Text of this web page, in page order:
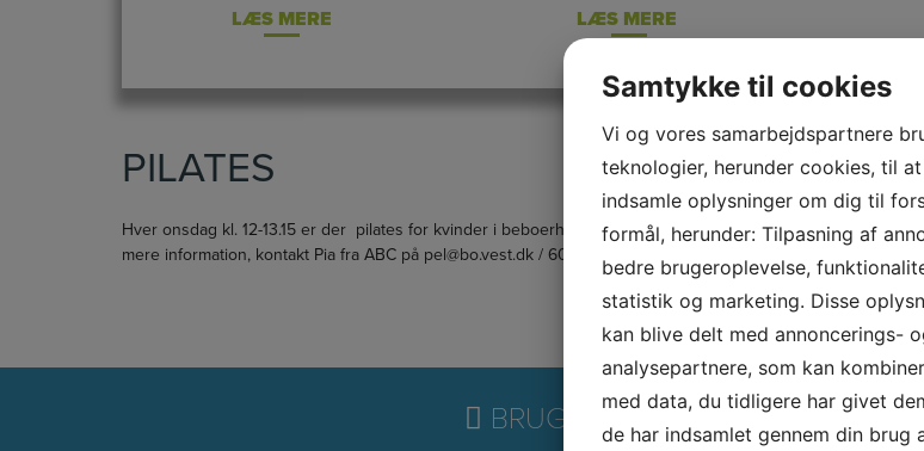
LÆS MERE
LÆS MERE
PILATES
Hver onsdag kl. 12-13.15 er der pilates for kvinder i beboerhuset i Damgården 9. Kom, selvom du har
mere information, kontakt Pia fra ABC på pel@bo.vest.dk / 60 35 46 32.
BRUG FOR AKUTHJÆLP UDEN
Samtykke til cookies
Vi og vores samarbejdspartnere
teknologier, herunder cookies, til at
indsamle oplysninger om dig til
formål, herunder: Tilpasning af
bedre brugeroplevelse,
statistik og marketing. Disse
kan blive delt med annoncerings-
analysepartnere, som kan
med data, du tidligere har givet
de har indsamlet gennem din brug